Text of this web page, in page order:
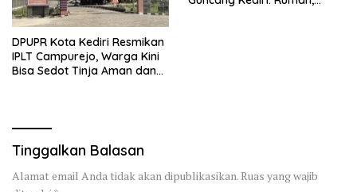
DPUPR Kota Kediri Resmikan
IPLT Campurejo, Warga Kini
Bisa Sedot Tinja Aman dan
Tinggalkan Balasan
Alamat email Anda tidak akan dipublikasikan.Ruas yang wajib